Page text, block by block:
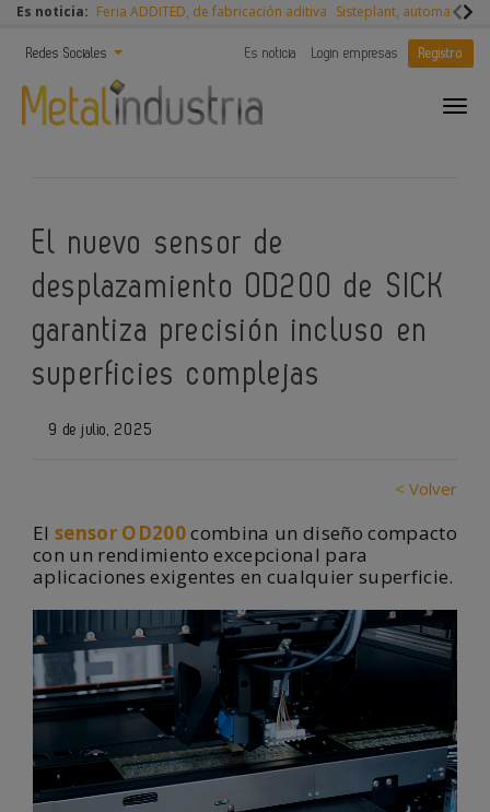
Es noticia: Feria ADDITED, de fabricación aditiva Sisteplant,
Redes Sociales Es noticia Login empresas Registro
El nuevo sensor de
desplazamiento OD200 de SICK
garantiza precisión incluso en
superficies complejas
9 de julio, 2025
< Volver
El sensor OD200combina un diseño compacto
con un rendimiento excepcional para
aplicaciones exigentes en cualquier superficie.